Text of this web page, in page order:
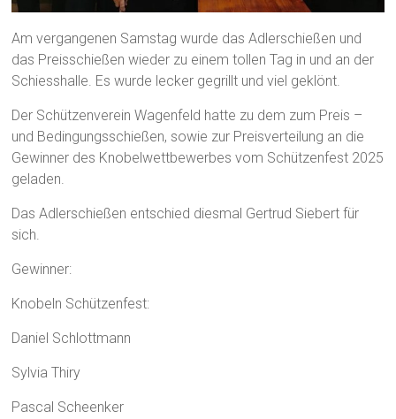
Am vergangenen Samstag wurde das Adlerschießen und
das Preisschießen wieder zu einem tollen Tag in und an der
Schiesshalle. Es wurde lecker gegrillt und viel geklönt.
Der Schützenverein Wagenfeld hatte zu dem zum Preis –
und Bedingungsschießen, sowie zur Preisverteilung an die
Gewinner des Knobelwettbewerbes vom Schützenfest 2025
geladen.
Das Adlerschießen entschied diesmal Gertrud Siebert für
sich.
Gewinner:
Knobeln Schützenfest:
Daniel Schlottmann
Sylvia Thiry
Pascal Scheenker